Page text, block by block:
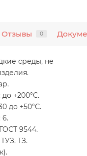
Отзывы 0
среды, не
до +200°С.
до +50°С.
6.
9544.
ТУЗ, ТЗ.